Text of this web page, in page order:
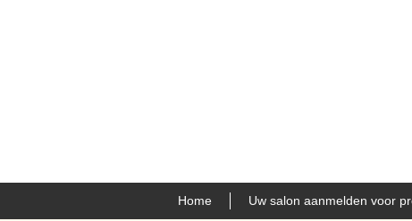
Home Uw salon aanmelden voor